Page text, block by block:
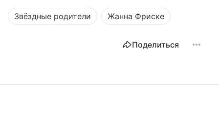
Звёздные родители Жанна Фриске
Поделиться